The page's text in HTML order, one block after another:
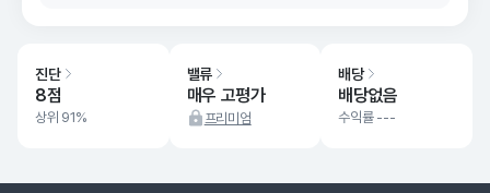
진단
8점
상위 91%
밸류
매우 고평가
프리미엄
배당
배당없음
수익률 ---